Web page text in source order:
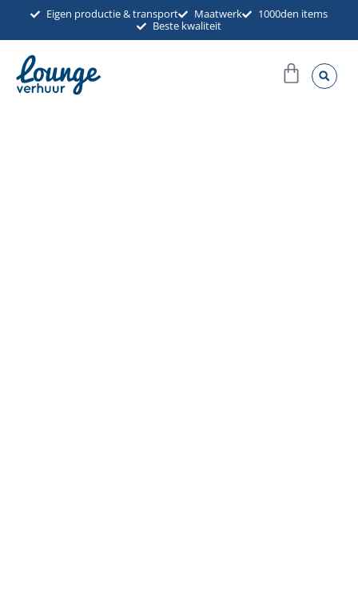
inhoud
Eigen productie & transport Maatwerk
1000den items
Beste kwaliteit